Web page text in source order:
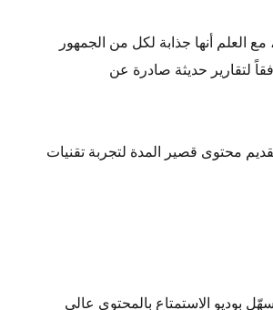
العلم أنها جذابة لكل من الجمهور
مذهلة بلغت 45% مقارنة بالعام الماضي وحده، وفقاً لتقارير حديثة صادرة عن
محتوى قصير المدة لتجربة تقنيات
بوديو الاستمتاع بالمحتوى عالي